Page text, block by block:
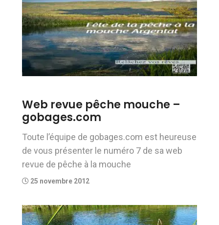
Web revue pêche mouche –
gobages.com
Toute l’équipe de gobages.com est heureuse
de vous présenter le numéro 7 de sa web
revue de pêche à la mouche
25 novembre 2012